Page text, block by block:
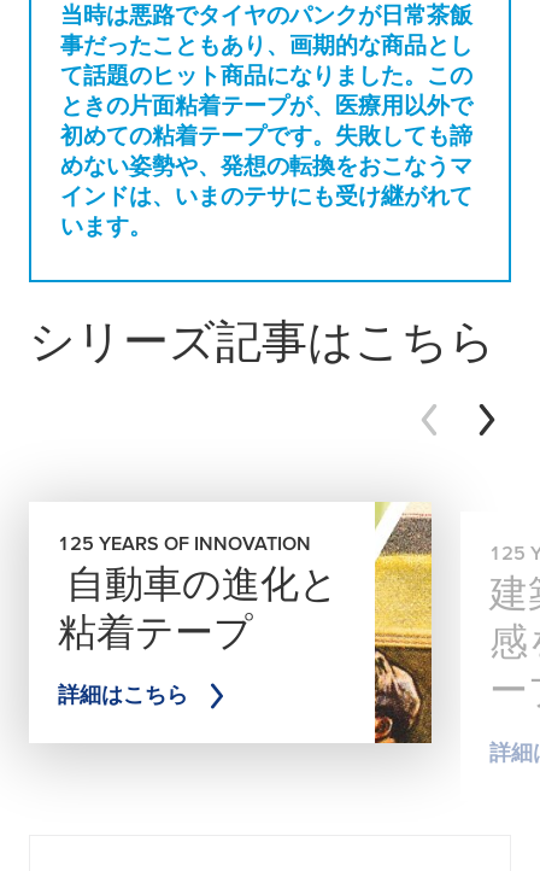
当時は悪路でタイヤのパンクが日常茶飯
事だったこともあり、画期的な商品とし
て話題のヒット商品になりました。この
ときの片面粘着テープが、医療用以外で
初めての粘着テープです。失敗しても諦
めない姿勢や、発想の転換をおこなうマ
インドは、いまのテサにも受け継がれて
います。
シリーズ記事はこちら
125 YEARS OF INNOVATION
自動車の進化と
粘着テープ
詳細はこちら
125
建
感
ー
詳細